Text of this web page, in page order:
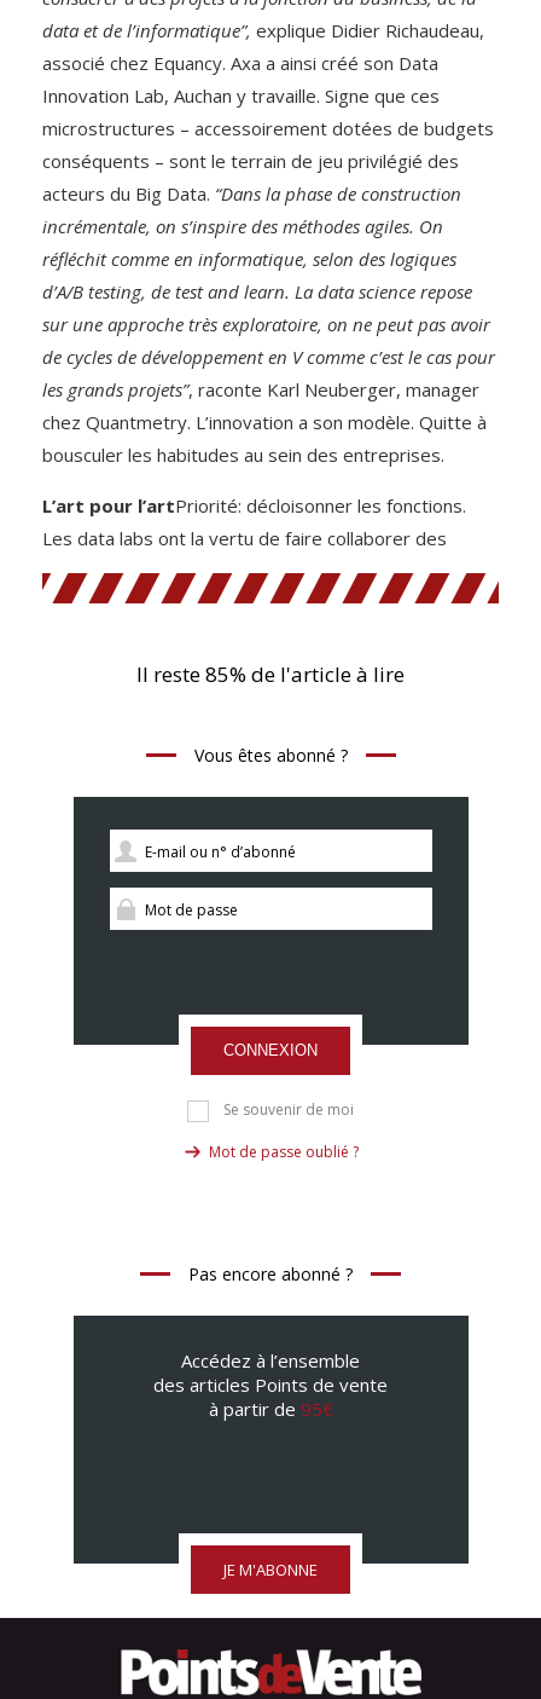
data et de l’informatique”, explique Didier Richaudeau,
associé chez Equancy. Axa a ainsi créé son Data
Innovation Lab, Auchan y travaille. Signe que ces
microstructures – accessoirement dotées de budgets
conséquents – sont le terrain de jeu privilégié des
acteurs du Big Data. “Dans la phase de construction
incrémentale, on s’inspire des méthodes agiles. On
réfléchit comme en informatique, selon des logiques
d’A/B testing, de test and learn. La data science repose
sur une approche très exploratoire, on ne peut pas avoir
de cycles de développement en V comme c’est le cas pour
les grands projets”, raconte Karl Neuberger, manager
chez Quantmetry. L’innovation a son modèle. Quitte à
bousculer les habitudes au sein des entreprises.
L’art pour l’artPriorité: décloisonner les fonctions.
Les data labs ont la vertu de faire collaborer des
Il reste 85% de l'article à lire
Vous êtes abonné ?
CONNEXION
Se souvenir de moi
Mot de passe oublié ?
Pas encore abonné ?
Accédez à l’ensemble
des articles Points de vente
à partir de 95€
JE M'ABONNE